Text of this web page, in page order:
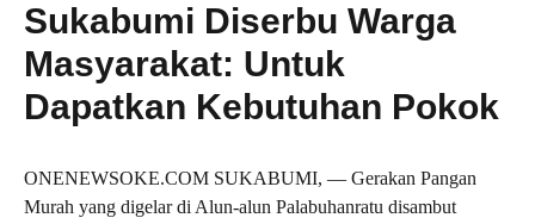
Sukabumi Diserbu Warga
Masyarakat: Untuk
Dapatkan Kebutuhan Pokok
ONENEWSOKE.COM SUKABUMI, — Gerakan Pangan
Murah yang digelar di Alun-alun Palabuhanratu disambut